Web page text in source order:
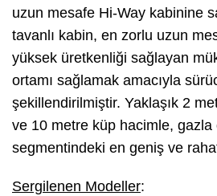
uzun mesafe Hi-Way kabinine
tavanlı kabin, en zorlu uzun
yüksek üretkenliği sağlayan
ortamı sağlamak amacıyla
şekillendirilmiştir. Yaklaşık 2
ve 10 metre küp hacimle, gazla
segmentindeki en geniş ve
Sergilenen Modeller: